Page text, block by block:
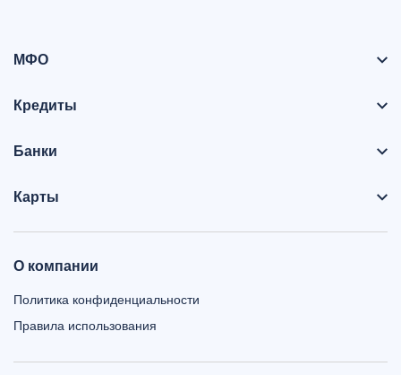
МФО
Кредиты
Банки
Карты
О компании
Политика конфиденциальности
Правила использования